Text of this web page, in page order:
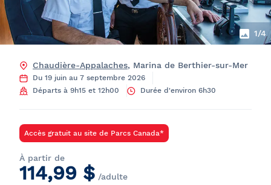
Chaudière-Appalaches, Marina de Berthier-sur-Mer
Du 19 juin au 7 septembre 2026
Départs à 9h15 et 12h00
Durée d'environ 6h30
1/4
Accès gratuit au site de Parcs Canada*
À partir de
114,99 $ /adulte